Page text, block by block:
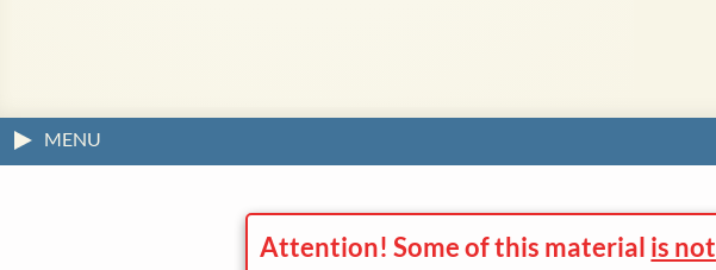
MENU
Attention! Some of this material is not